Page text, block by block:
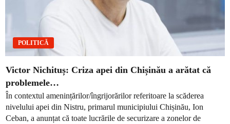
POLITICĂ
Victor Nichituș: Criza apei din Chișinău a arătat că
problemele…
În contextul amenințărilor/îngrijorărilor referitoare la scăderea
nivelului apei din Nistru, primarul municipiului Chișinău, Ion
Ceban, a anunțat că toate lucrările de securizare a zonelor de